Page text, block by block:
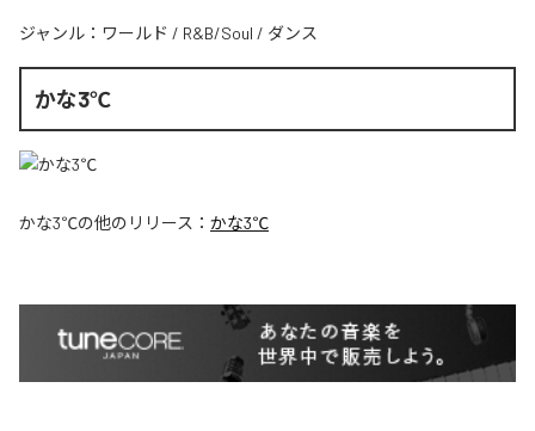
ジャンル： ワールド / R&B/Soul / ダンス
かな3℃
かな3℃の他のリリース： かな3℃